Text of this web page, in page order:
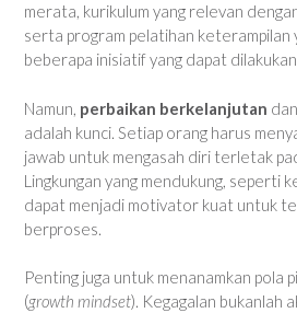
merata, kurikulum yang relevan
serta program pelatihan keterampilan
beberapa inisiatif yang dapat
Namun, perbaikan berkelanjutan
adalah kunci. Setiap orang harus
jawab untuk mengasah diri terletak
Lingkungan yang mendukung, seperti
dapat menjadi motivator kuat untuk
berproses.
Penting juga untuk menanamkan pola
(growth mindset). Kegagalan bukanlah